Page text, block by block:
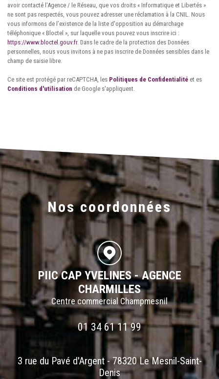
avoir contacté l'Agence / le Réseau, que vos droits « Informatique et Libertés »
ne sont pas respectés, vous pouvez adresser une réclamation à la CNIL. Nous
vous informons de l’existence de la liste d'opposition au démarchage
téléphonique « Bloctel », sur laquelle vous pouvez vous inscrire ici :
https://www.bloctel.gouv.fr. Dans le cadre de la protection des Données
personnelles, nous vous invitons à ne pas inscrire de Données sensibles dans le
champ de saisie libre.
Ce site est protégé par reCAPTCHA, les Politiques de Confidentialité et es
Conditions d'utilisation de Google s'appliquent.
Nos coordonnées
PIIC CAP YVELINES - AGENCE
CHARMILLES
Centre commercial Champmesnil
01 34 61 11 99
3 rue du Pavé d'Argent - 78320 Le Mesnil-Saint-
Denis